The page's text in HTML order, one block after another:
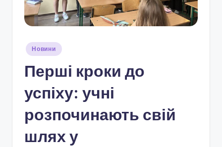
ц
і
о
н
а
л
н
о
Опубліковано
Новини
Перші кроки до
успіху: учні
розпочинають свій
шлях у